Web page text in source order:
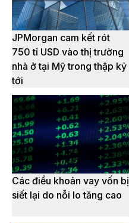
JPMorgan cam kết rót
750 tỉ USD vào thị trường
nhà ở tại Mỹ trong thập kỷ
tới
Các điều khoản vay vốn bị
siết lại do nỗi lo tăng cao